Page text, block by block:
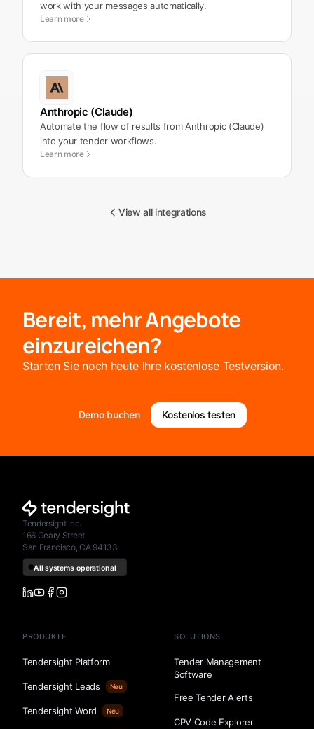
work with your messages automatically.
Learn more
Anthropic (Claude)
Automate the flow of results from Anthropic (Claude)
into your tender workflows.
Learn more
View all integrations
Bereit, mehr Angebote
einzureichen?
Starten Sie noch heute Ihre kostenlose Testversion.
Demo buchen Kostenlos testen
Tendersight Inc.
166 Geary Street
San Francisco, CA 94133
PRODUKTE
Tendersight Platform
Tendersight Leads Neu
Tendersight Word Neu
SOLUTIONS
Tender Management
Software
Free Tender Alerts
CPV Code Explorer